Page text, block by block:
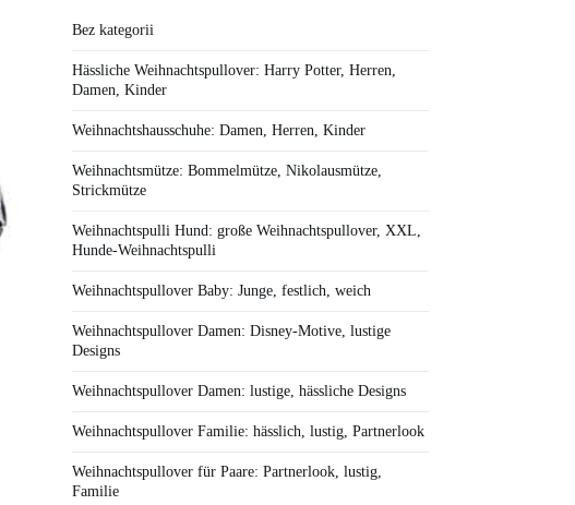
Bez kategorii
Hässliche Weihnachtspullover: Harry Potter, Herren,
Damen, Kinder
Weihnachtshausschuhe: Damen, Herren, Kinder
Weihnachtsmütze: Bommelmütze, Nikolausmütze,
Strickmütze
Weihnachtspulli Hund: große Weihnachtspullover, XXL,
Hunde-Weihnachtspulli
Weihnachtspullover Baby: Junge, festlich, weich
Weihnachtspullover Damen: Disney-Motive, lustige
Designs
Weihnachtspullover Damen: lustige, hässliche Designs
Weihnachtspullover Familie: hässlich, lustig, Partnerlook
Weihnachtspullover für Paare: Partnerlook, lustig,
Familie